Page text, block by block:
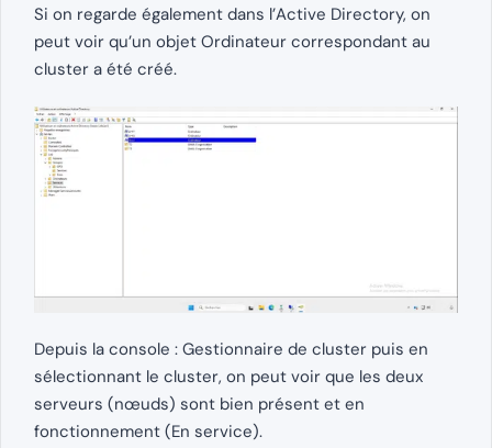
Si on regarde également dans l’Active Directory, on
peut voir qu’un objet Ordinateur correspondant au
cluster a été créé.
Depuis la console : Gestionnaire de cluster puis en
sélectionnant le cluster, on peut voir que les deux
serveurs (nœuds) sont bien présent et en
fonctionnement (En service).